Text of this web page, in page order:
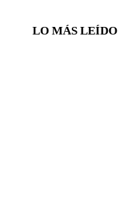
LO MÁS LEÍDO